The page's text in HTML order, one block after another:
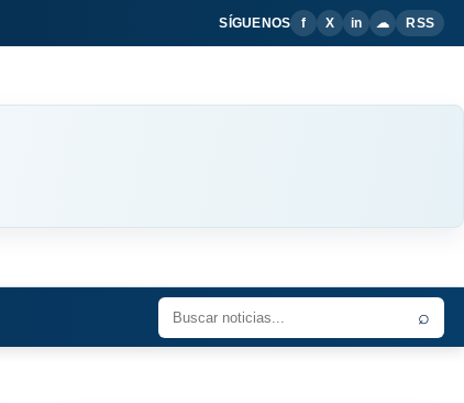
SÍGUENOS f X in ☁ RSS
⌕